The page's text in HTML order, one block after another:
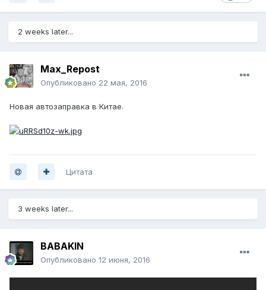
2 weeks later...
Max_Repost
Опубликовано 22 мая, 2016
Новая автозаправка в Китае.
Цитата
3 weeks later...
BABAKIN
Опубликовано 12 июня, 2016